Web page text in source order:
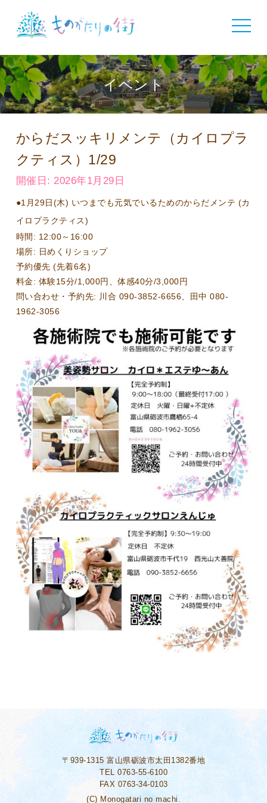
toggle
イベント
からだスッキリメンテ（カイロプラ
クティス）1/29
開催日: 2026年1月29日
●1月29日(木) いつまでも元気でいるためのからだメンテ (カ
イロプラクティス)
時間: 12:00～16:00
場所: 日めくりショップ
予約優先 (先着6名)
料金: 体験15分/1,000円、体感40分/3,000円
問い合わせ・予約先: 川合 090-3852-6656、田中 080-
1962-3056
〒939-1315富山県砺波市太田1382番地
TEL 0763-55-6100
FAX 0763-34-0103
(C) Monogatari no machi.